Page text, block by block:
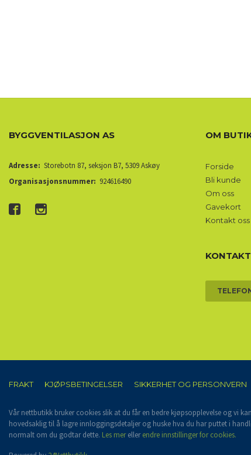
BYGGVENTILASJON AS
Adresse: Storebotn 87, seksjon B7, 5309 Askøy
Organisasjonsnummer: 924616490
OM
Forside
Bli kunde
Om oss
Gavekort
Kontakt oss
FRAKT KJØPSBETINGELSER SIKKERHET OG PERSONVERN
Vår nettbutikk bruker cookies slik at du får en bedre kjøpsopplevelse og vi
hovedsaklig til å lagre innloggingsdetaljer og huske hva du har puttet i
normalt om du godtar dette. Les merellerendre innstillinger for cookies.